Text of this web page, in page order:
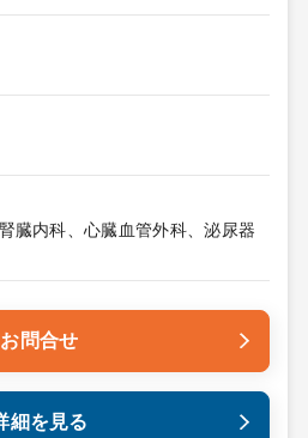
臓内科、心臓血管外科、泌尿器
お問合せ
細を見る